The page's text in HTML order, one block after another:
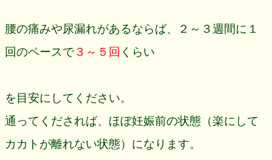
腰の痛みや尿漏れがあるならば、２～３週間に１
回のペースで３～５回 くらい
を目安にしてください。
通ってくだされば、ほぼ妊娠前の状態（楽にして
カカトが離れない状態）になります。